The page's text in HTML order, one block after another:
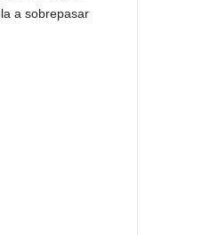
a sobrepasar